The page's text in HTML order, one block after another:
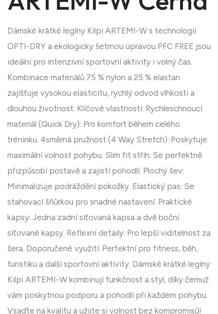
Dámské krátké legíny Kilpi ARTEMI-W s technologií
OPTI-DRY a ekologicky šetrnou úpravou PFC FREE jsou
ideální pro intenzivní sportovní aktivity i volný čas.
Kombinace materiálů 75 % nylon a 25 % elastan
zajišťuje vysokou elasticitu, rychlý odvod vlhkosti a
dlouhou životnost. Klíčové vlastnosti: Rychleschnoucí
materiál (Quick Dry): Pro komfort během celého
tréninku. 4směrná pružnost (4 Way Stretch): Poskytuje
maximální volnost pohybu. Slim fit střih: Se perfektně
přizpůsobí postavě a zajistí pohodlí. Plochý šev:
Minimalizuje podráždění pokožky. Elastický pas: Se
stahovací šňůrkou pro snadné nastavení. Praktické
kapsy: Jedna zadní síťovaná kapsa a dvě boční
síťované kapsy. Reflexní detaily: Pro lepší viditelnost za
šera. Doporučené využití: Perfektní pro fitness, běh,
turistiku a další sportovní aktivity. Dámské krátké legíny
Kilpi ARTEMI-W kombinují funkčnost a styl, díky čemuž
vám poskytnou podporu a pohodlí při každém pohybu.
Vsaďte na kvalitu a užijte si volnost bez kompromisů!